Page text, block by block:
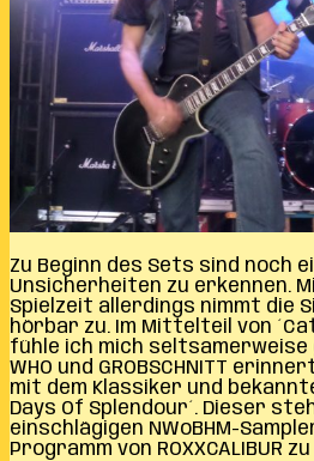
Zu Beginn des Sets sind noch
Unsicherheiten zu erkennen.
Spielzeit allerdings nimmt die
hörbar zu. Im Mittelteil von
fühle ich mich seltsamerweise
WHO und GROBSCHNITT
mit dem Klassiker und
Days Of Splendour´. Dieser
einschlägigen NWoBHM-
Programm von ROXXCALIBUR